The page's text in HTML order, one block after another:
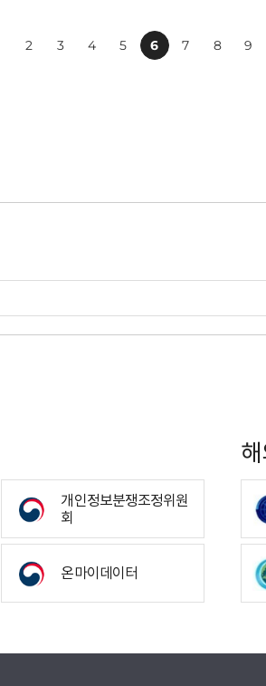
2 3 4 5 6 7 8 9
개인정보분쟁조정위원
회
온마이데이터